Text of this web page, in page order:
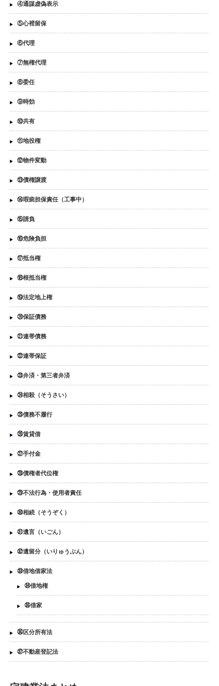
④通謀虚偽表示
⑤心裡留保
⑥代理
⑦無権代理
⑧委任
⑨時効
⑩共有
⑪地役権
⑫物件変動
⑬債権譲渡
⑭瑕疵担保責任（工事中）
⑮請負
⑯危険負担
⑰抵当権
⑱根抵当権
⑲法定地上権
⑳保証債務
㉑連帯債務
㉒連帯保証
㉓弁済・第三者弁済
㉔相殺（そうさい）
㉕債務不履行
㉖賃貸借
㉗手付金
㉘債権者代位権
㉙不法行為・使用者責任
㉚相続（そうぞく）
㉛遺言（いごん）
㉜遺留分（いりゅうぶん）
㉝借地借家法
㉞借地権
㉟借家
㊱区分所有法
㊲不動産登記法